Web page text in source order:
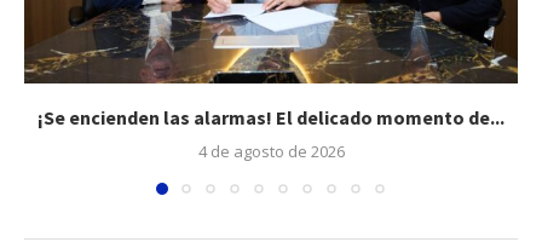
¡Se encienden las alarmas! El delicado momento de...
4 de agosto de 2026